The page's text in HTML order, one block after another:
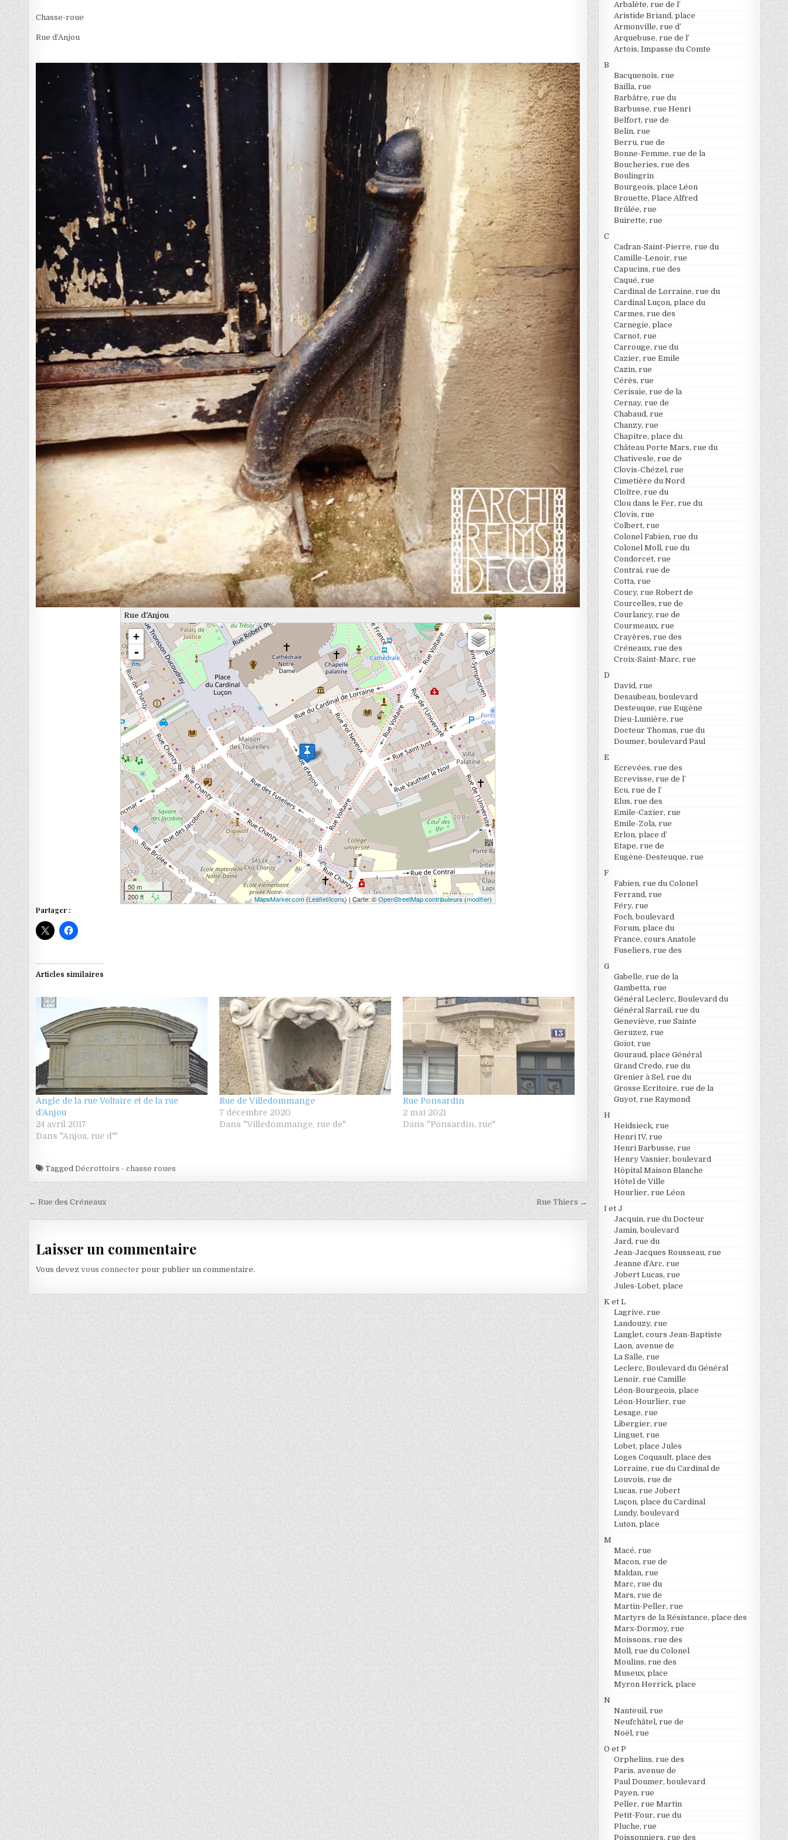
Chasse-roue
Rue d’Anjou
Rue d'Anjou
chargement de la carte - veuillez patienter...
+
-
50 m
200 ft
MapsMarker.com(Leaflet/icons) | Carte: ©OpenStreetMap contributeurs(modifier)
Partager :
Articles similaires
Angle de la rue Voltaire et de la rue
d’Anjou
24 avril 2017
Dans "Anjou, rue d'"
Rue de Villedommange
7 décembre 2020
Dans "Villedommange, rue de"
Rue Ponsardin
2 mai 2021
Dans "Ponsardin, rue"
TaggedDécrottoirs - chasse roues
Navigation de l’article Rue Thiers →
← Rue des Créneaux
Laisser un commentaire
Vous devezvous connecter pour publier un commentaire.
Arbalète, rue de l’
Aristide Briand, place
Armonville, rue d’
Arquebuse, rue de l’
Artois, Impasse du Comte
B
Bacquenois, rue
Bailla, rue
Barbâtre, rue du
Barbusse, rue Henri
Belfort, rue de
Belin, rue
Berru, rue de
Bonne-Femme, rue de la
Boucheries, rue des
Boulingrin
Bourgeois, place Léon
Brouette, Place Alfred
Brûlée, rue
Buirette, rue
C
Cadran-Saint-Pierre, rue du
Camille-Lenoir, rue
Capucins, rue des
Caqué, rue
Cardinal de Lorraine, rue du
Cardinal Luçon, place du
Carmes, rue des
Carnegie, place
Carnot, rue
Carrouge, rue du
Cazier, rue Emile
Cazin, rue
Cérès, rue
Cerisaie, rue de la
Cernay, rue de
Chabaud, rue
Chanzy, rue
Chapitre, place du
Château Porte Mars, rue du
Chativesle, rue de
Clovis-Chézel, rue
Cimetière du Nord
Cloître, rue du
Clou dans le Fer, rue du
Clovis, rue
Colbert, rue
Colonel Fabien, rue du
Colonel Moll, rue du
Condorcet, rue
Contrai, rue de
Cotta, rue
Coucy, rue Robert de
Courcelles, rue de
Courlancy, rue de
Courmeaux, rue
Crayères, rue des
Créneaux, rue des
Croix-Saint-Marc, rue
D
David, rue
Desaubeau, boulevard
Desteuque, rue Eugène
Dieu-Lumière, rue
Docteur Thomas, rue du
Doumer, boulevard Paul
E
Ecrevées, rue des
Ecrevisse, rue de l’
Ecu, rue de l’
Elus, rue des
Emile-Cazier, rue
Emile-Zola, rue
Erlon, place d’
Etape, rue de
Eugène-Desteuque, rue
F
Fabien, rue du Colonel
Ferrand, rue
Féry, rue
Foch, boulevard
Forum, place du
France, cours Anatole
Fuseliers, rue des
G
Gabelle, rue de la
Gambetta, rue
Général Leclerc, Boulevard du
Général Sarrail, rue du
Geneviève, rue Sainte
Geruzez, rue
Goïot, rue
Gouraud, place Général
Grand Credo, rue du
Grenier à Sel, rue du
Grosse Ecritoire, rue de la
Guyot, rue Raymond
H
Heidsieck, rue
Henri IV, rue
Henri Barbusse, rue
Henry Vasnier, boulevard
Hôpital Maison Blanche
Hôtel de Ville
Hourlier, rue Léon
I et J
Jacquin, rue du Docteur
Jamin, boulevard
Jard, rue du
Jean-Jacques Rousseau, rue
Jeanne d’Arc, rue
Jobert Lucas, rue
Jules-Lobet, place
K et L
Lagrive, rue
Landouzy, rue
Langlet, cours Jean-Baptiste
Laon, avenue de
La Salle, rue
Leclerc, Boulevard du Général
Lenoir, rue Camille
Léon-Bourgeois, place
Léon-Hourlier, rue
Lesage, rue
Libergier, rue
Linguet, rue
Lobet, place Jules
Loges Coquault, place des
Lorraine, rue du Cardinal de
Louvois, rue de
Lucas, rue Jobert
Luçon, place du Cardinal
Lundy, boulevard
Luton, place
M
Macé, rue
Macon, rue de
Maldan, rue
Marc, rue du
Mars, rue de
Martin-Peller, rue
Martyrs de la Résistance, place des
Marx-Dormoy, rue
Moissons, rue des
Moll, rue du Colonel
Moulins, rue des
Museux, place
Myron Herrick, place
N
Nanteuil, rue
Neufchâtel, rue de
Noël, rue
O et P
Orphelins, rue des
Paris, avenue de
Paul Doumer, boulevard
Payen, rue
Peller, rue Martin
Petit-Four, rue du
Pluche, rue
Poissonniers, rue des